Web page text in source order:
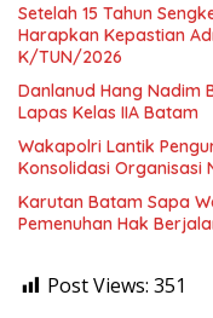
Setelah 15 Tahun
Harapkan Kepastian
K/TUN/2026
Danlanud Hang Nadim
Lapas Kelas IIA Batam
Wakapolri Lantik
Konsolidasi Organisasi
Karutan Batam Sapa
Pemenuhan Hak
Post Views: 351